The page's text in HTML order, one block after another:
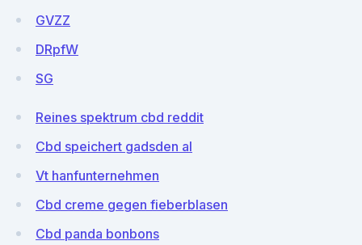
GVZZ
DRpfW
SG
Reines spektrum cbd reddit
Cbd speichert gadsden al
Vt hanfunternehmen
Cbd creme gegen fieberblasen
Cbd panda bonbons